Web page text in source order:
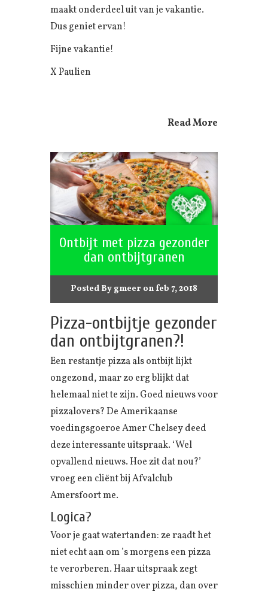
maakt onderdeel uit van je vakantie.
Dus geniet ervan!
Fijne vakantie!
X Paulien
Read More
Ontbijt met pizza gezonder
dan ontbijtgranen
Posted By gmeer on feb 7, 2018
Pizza-ontbijtje gezonder
dan ontbijtgranen?!
Een restantje pizza als ontbijt lijkt
ongezond, maar zo erg blijkt dat
helemaal niet te zijn. Goed nieuws voor
pizzalovers? De Amerikaanse
voedingsgoeroe Amer Chelsey deed
deze interessante uitspraak. ‘Wel
opvallend nieuws. Hoe zit dat nou?’
vroeg een cliënt bij Afvalclub
Amersfoort me.
Logica?
Voor je gaat watertanden: ze raadt het
niet echt aan om ’s morgens een pizza
te verorberen. Haar uitspraak zegt
misschien minder over pizza, dan over